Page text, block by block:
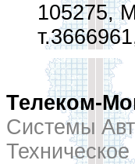
105275,
Телеком-
Системы